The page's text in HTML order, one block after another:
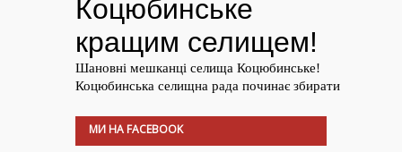
МИ НА FACEBOOK